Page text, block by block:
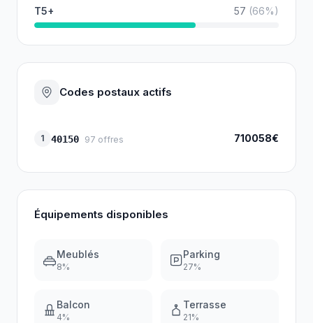
T5+ 57 (66%)
Codes postaux actifs
1 40150 97 offres 710058€
Équipements disponibles
Meublés
8%
Parking
27%
Balcon
4%
Terrasse
21%